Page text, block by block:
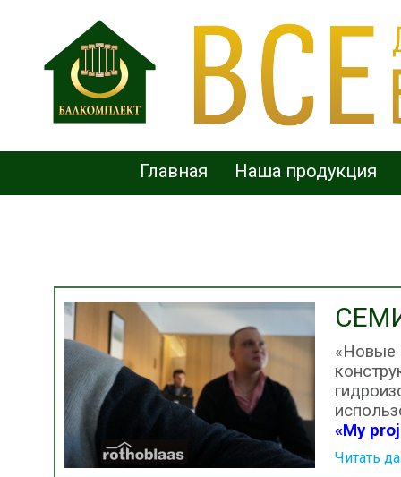
Главная Наша продукция
«My
Читать